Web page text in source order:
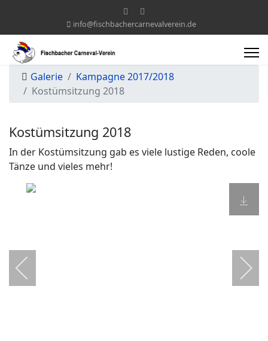
info@fischbachercarnevalverein.de
Galerie
Kampagne 2017/2018
Kostümsitzung 2018
Kostümsitzung 2018
In der Kostümsitzung gab es viele lustige Reden, coole
Tänze und vieles mehr!